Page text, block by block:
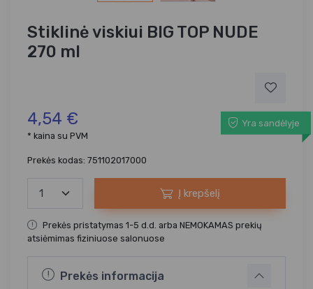
Stiklinė viskiui BIG TOP NUDE
270 ml
4,54 €
Yra sandėlyje
* kaina su PVM
Prekės kodas: 751102017000
Į krepšelį
Prekės pristatymas 1-5 d.d. arba NEMOKAMAS prekių
atsiėmimas fiziniuose salonuose
Prekės informacija